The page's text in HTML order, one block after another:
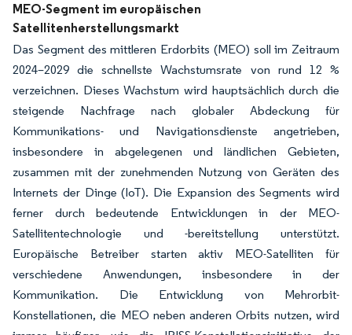
MEO-Segment im europäischen
Satellitenherstellungsmarkt
Das Segment des mittleren Erdorbits (MEO) soll im Zeitraum
2024–2029 die schnellste Wachstumsrate von rund 12 %
verzeichnen. Dieses Wachstum wird hauptsächlich durch die
steigende Nachfrage nach globaler Abdeckung für
Kommunikations- und Navigationsdienste angetrieben,
insbesondere in abgelegenen und ländlichen Gebieten,
zusammen mit der zunehmenden Nutzung von Geräten des
Internets der Dinge (IoT). Die Expansion des Segments wird
ferner durch bedeutende Entwicklungen in der MEO-
Satellitentechnologie und -bereitstellung unterstützt.
Europäische Betreiber starten aktiv MEO-Satelliten für
verschiedene Anwendungen, insbesondere in der
Kommunikation. Die Entwicklung von Mehrorbit-
Konstellationen, die MEO neben anderen Orbits nutzen, wird